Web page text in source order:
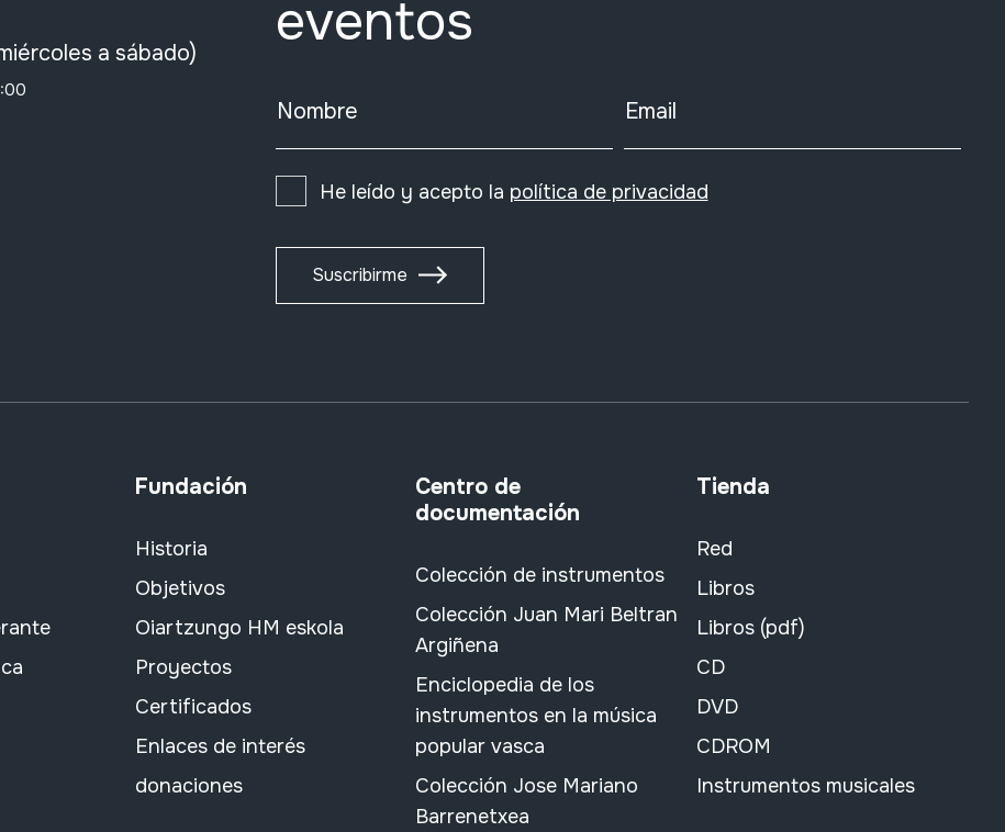
a sábado)
eventos
Nombre Email
He leído y acepto la política de privacidad
Suscribirme
Fundación
Historia
Objetivos
Oiartzungo HM eskola
Proyectos
Certificados
Enlaces de interés
donaciones
Centro de
documentación
Colección de instrumentos
Colección Juan Mari Beltran
Argiñena
Enciclopedia de los
instrumentos en la música
popular vasca
Colección Jose Mariano
Barrenetxea
Tienda
Red
Libros
Libros (pdf)
CD
DVD
CDROM
Instrumentos musicales